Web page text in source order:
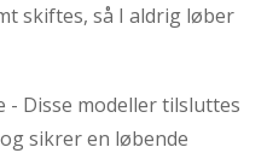
skiftes, så I aldrig løber
Disse modeller tilsluttes
sikrer en løbende